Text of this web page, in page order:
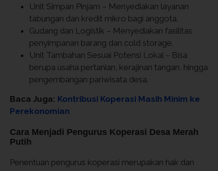
Unit Simpan Pinjam – Menyediakan layanan
tabungan dan kredit mikro bagi anggota.
Gudang dan Logistik – Menyediakan fasilitas
penyimpanan barang dan cold storage.
Unit Tambahan Sesuai Potensi Lokal – Bisa
berupa usaha pertanian, kerajinan tangan, hingga
pengembangan pariwisata desa.
Baca Juga: Kontribusi Koperasi Masih Minim ke
Perekonomian
Cara Menjadi Pengurus Koperasi Desa Merah
Putih
Penentuan pengurus koperasi merupakan hak dan